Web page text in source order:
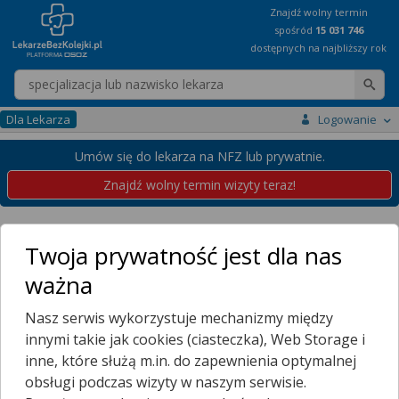
Znajdź wolny termin
spośród 15 031 746
dostępnych na najbliższy rok
Wpisz nazwę lekarza
Dla Lekarza Logowanie
Umów się do lekarza na NFZ lub prywatnie.
Znajdź wolny termin wizyty teraz!
Placówki
Przychodnie w Gdańsku
Wybierz dzielnicę
BARNIEWICE
BISKUPIA GÓRKA
BŁONIA
BRAMA OLIWSKA
Twoja prywatność jest dla nas
ważna
Nasz serwis wykorzystuje mechanizmy między
innymi takie jak cookies (ciasteczka), Web Storage i
inne, które służą m.in. do zapewnienia optymalnej
obsługi podczas wizyty w naszym serwisie.